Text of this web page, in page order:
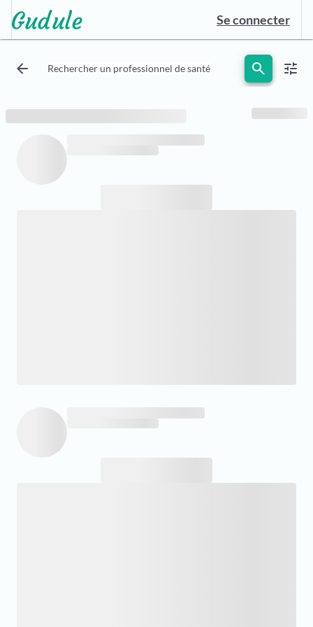
Se connecter
arrow_back Rechercher un professionnel de santé search tune